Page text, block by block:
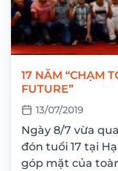
17 NĂM “CHẠM
FUTURE”
13/07/2019
Ngày 8/7 vừa
đón tuổi 17 tại
góp mặt của